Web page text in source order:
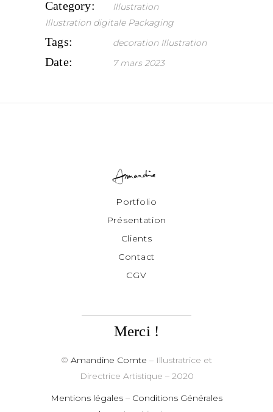
Category:
Illustration
Illustration digitale Packaging
Tags: decoration Illustration
Date: 7 mars 2023
Portfolio
Présentation
Clients
Contact
CGV
Merci !
© Amandine Comte – Illustratrice et
Directrice Artistique – 2020
Mentions légales – Conditions Générales